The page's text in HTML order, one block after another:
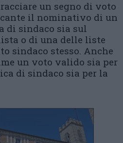
un segno di voto
il nominativo di un
di sindaco sia sul
o di una delle liste
sindaco stesso. Anche
un voto valido sia per
di sindaco sia per la